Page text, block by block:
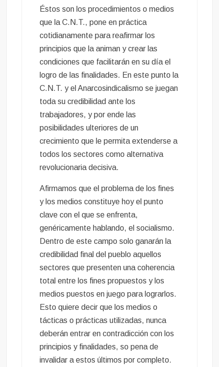
Éstos son los procedimientos o medios
que la C.N.T., pone en práctica
cotidianamente para reafirmar los
principios que la animan y crear las
condiciones que facilitarán en su día el
logro de las finalidades. En este punto la
C.N.T. y el Anarcosindicalismo se juegan
toda su credibilidad ante los
trabajadores, y por ende las
posibilidades ulteriores de un
crecimiento que le permita extenderse a
todos los sectores como alternativa
revolucionaria decisiva.
Afirmamos que el problema de los fines
y los medios constituye hoy el punto
clave con el que se enfrenta,
genéricamente hablando, el socialismo.
Dentro de este campo solo ganarán la
credibilidad final del pueblo aquellos
sectores que presenten una coherencia
total entre los fines propuestos y los
medios puestos en juego para lograrlos.
Esto quiere decir que los medios o
tácticas o prácticas utilizadas, nunca
deberán entrar en contradicción con los
principios y finalidades, so pena de
invalidar a estos últimos por completo.